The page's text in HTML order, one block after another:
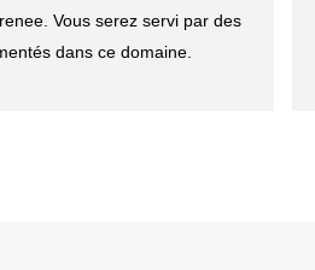
Vous serez servi par des
dans ce domaine.